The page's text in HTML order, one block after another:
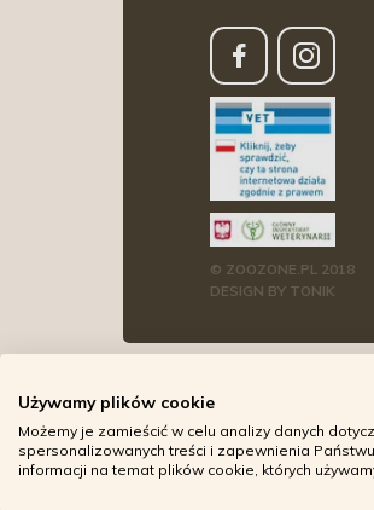
© ZOOZONE.PL 2018
DESIGN BY TONIK
Używamy plików cookie
Możemy je zamieścić w celu analizy danych
spersonalizowanych treści i zapewnienia
informacji na temat plików cookie, których